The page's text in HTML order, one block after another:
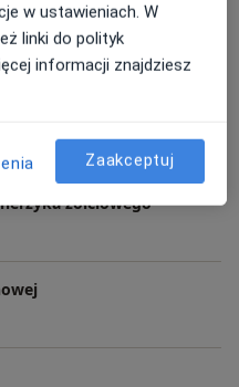
żółciowego
w ustawieniach. W
linki do polityk
informacji znajdziesz
Zaakceptuj